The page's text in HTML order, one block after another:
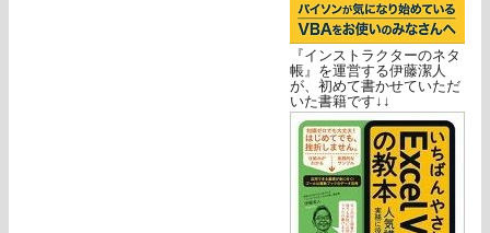
『インストラクターのネタ
帳』を運営する伊藤潔人
が、初めて書かせていただ
いた書籍です↓↓